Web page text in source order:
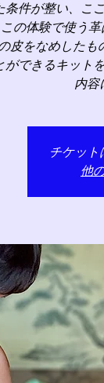
条件が整い、こ
の体験で使う
皮をなめした
ができるキット
内容
チケット
他